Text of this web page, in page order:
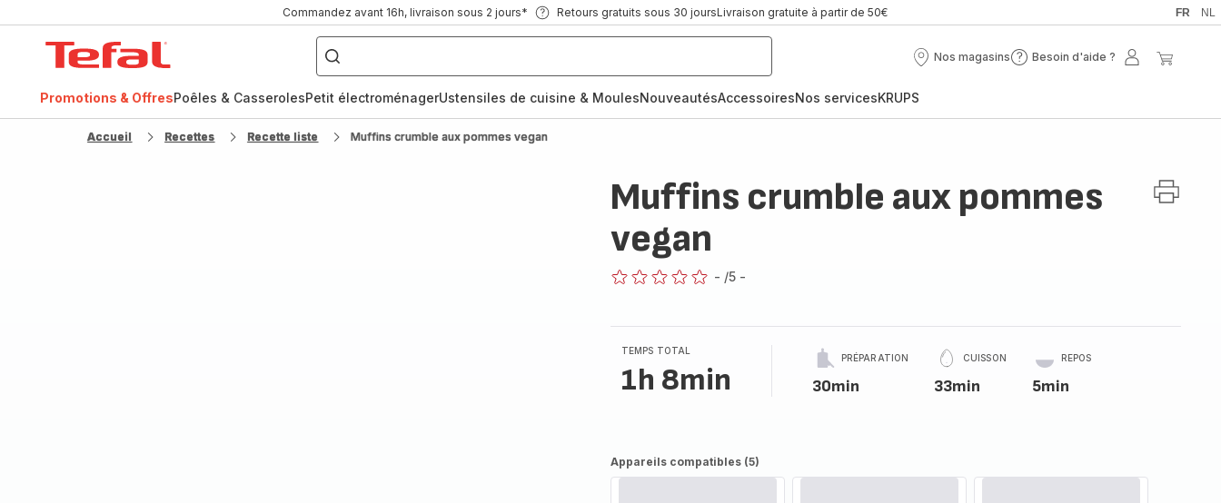
Commandez avant 16h, livraison sous 2 jours* Retours gratuits sous 30 joursLivraison gratuite à partir de 50€ FR NL
Que
recherchez-
vous
Nos magasins
Nos
Besoin d'aide ?
Besoin
Mon
Promotions & OffresPoêles & CasserolesPetit électroménagerUstensiles de cuisine & MoulesNouveautésAccessoiresNos servicesKRUPS
Accueil Recettes Recette liste Muffins crumble aux pommes vegan
Muffins crumble aux pommes
vegan
- /5 -
TEMPS TOTAL
1h 8min
PRÉPARATION
30min
CUISSON
33min
REPOS
5min
Appareils compatibles (5)